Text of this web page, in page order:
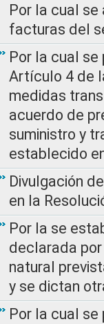
Por la cual
facturas del
Por la cual
Artículo 4 de
medidas
acuerdo de
suministro y
establecido
Divulgación
en la
Por la se
declarada
natural
y se dictan
Por la cual